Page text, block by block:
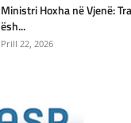
Ministri Hoxha në Vjenë:
ësh...
Prill 22, 2026